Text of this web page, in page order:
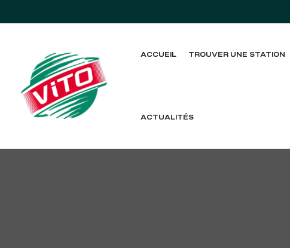
ACCUEIL TROUVER UNE STATION
ACTUALITÉS